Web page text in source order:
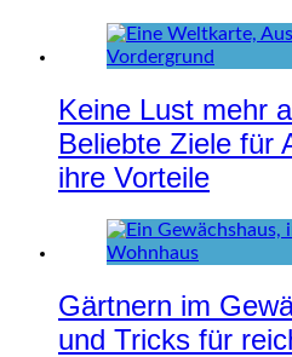
Keine Lust mehr
Beliebte Ziele für
ihre Vorteile
Gärtnern im
und Tricks für